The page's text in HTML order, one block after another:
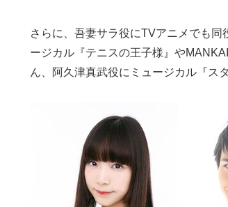
さらに、吾妻サラ役にTVアニメでも同
ージカル『テニスの王子様』や
ん、阿久津真武役にミュージカル『ス